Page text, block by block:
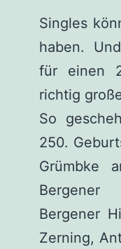
Singles
haben.
für einen
richtig
So
250.
Grümbke
Bergener
Zerning,